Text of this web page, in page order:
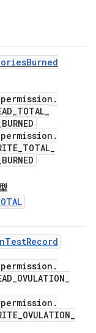
Burned
permission .
_TOTAL_
BURNED
permission .
_TOTAL_
BURNED
TestRecord
permission .
_OVULATION_
permission .
_OVULATION_